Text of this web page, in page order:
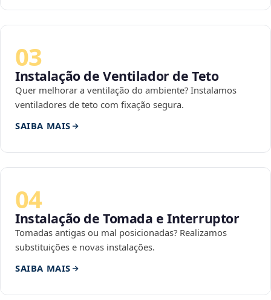
03
Instalação de Ventilador de Teto
Quer melhorar a ventilação do ambiente? Instalamos
ventiladores de teto com fixação segura.
SAIBA MAIS
04
Instalação de Tomada e Interruptor
Tomadas antigas ou mal posicionadas? Realizamos
substituições e novas instalações.
SAIBA MAIS